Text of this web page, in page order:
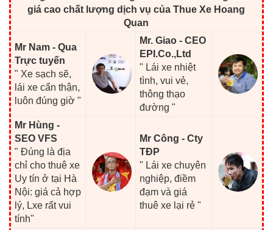
giá cao chất lượng dịch vụ của Thue Xe Hoang
Quan
Mr Nam - Qua
Trực tuyến
" Xe sạch sẽ,
lái xe cẩn thận,
luôn đúng giờ "
Mr. Giao - CEO
EPI.Co.,Ltd
" Lái xe nhiệt
tình, vui vẻ,
thông thạo
đường "
Mr Hùng -
SEO VFS
" Đúng là địa
chỉ cho thuê xe
Uy tín ở tại Hà
Nội: giá cả hợp
lý, Lxe rất vui
tính"
Mr Công - Cty
TĐP
" Lái xe chuyên
nghiệp, điềm
đạm và giá
thuê xe lại rẻ "